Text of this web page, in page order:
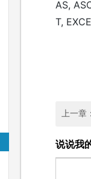
AS,
T,
上一章
说说我